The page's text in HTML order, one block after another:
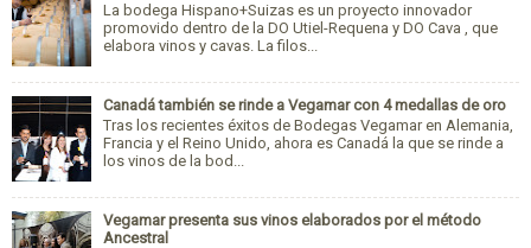
La bodega Hispano+Suizas es un proyecto innovador
promovido dentro de la DO Utiel-Requena y DO Cava , que
elabora vinos y cavas. La filos...
Canadá también se rinde a Vegamar con 4 medallas de oro
Tras los recientes éxitos de Bodegas Vegamar en Alemania,
Francia y el Reino Unido, ahora es Canadá la que se rinde a
los vinos de la bod...
Vegamar presenta sus vinos elaborados por el método
Ancestral